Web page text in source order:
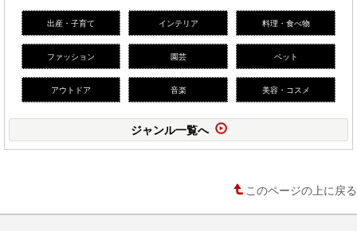
出産・子育て インテリア 料理・食べ物
ファッション 園芸 ペット
アウトドア 音楽 美容・コスメ
ジャンル一覧へ
このページの上に戻る